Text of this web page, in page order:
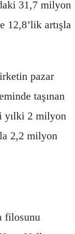
31,7 milyon
12,8’lik artışla
pazar
taşınan
yılki 2 milyon
2,2 milyon
filosunu